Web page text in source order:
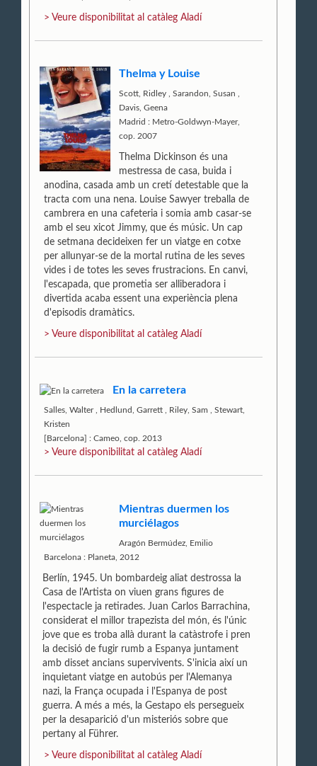
> Veure disponibilitat al catàleg Aladí
Thelma y Louise
Scott, Ridley ,Sarandon, Susan
Davis, Geena
Madrid : Metro-Goldwyn-Mayer,
cop. 2007
Thelma Dickinson és una
mestressa de casa, buida i
anodina, casada amb un cretí detestable que la
tracta com una nena. Louise Sawyer treballa de
cambrera en una cafeteria i somia amb casar-se
amb el seu xicot Jimmy, que és músic. Un cap
de setmana decideixen fer un viatge en cotxe
per allunyar-se de la mortal rutina de les seves
vides i de totes les seves frustracions. En canvi,
l'escapada, que prometia ser alliberadora i
divertida acaba essent una experiència plena
d'episodis dramàtics.
> Veure disponibilitat al catàleg Aladí
En la carretera
Salles, Walter Hedlund, Garrett Riley, Sam ,Stewart,
Kristen
[Barcelona] : Cameo, cop. 2013
> Veure disponibilitat al catàleg Aladí
Mientras duermen los
murciélagos
Aragón Bermúdez, Emilio
Barcelona : Planeta, 2012
Berlín, 1945. Un bombardeig aliat destrossa la
Casa de l'Artista on viuen grans figures de
l'espectacle ja retirades. Juan Carlos Barrachina,
considerat el millor trapezista del món, és l'únic
jove que es troba allà durant la catàstrofe i pren
la decisió de fugir rumb a Espanya juntament
amb disset ancians supervivents. S'inicia així un
inquietant viatge en autobús per l'Alemanya
nazi, la França ocupada i l'Espanya de post
guerra. A més a més, la Gestapo els persegueix
per la desaparició d'un misteriós sobre que
pertany al Führer.
> Veure disponibilitat al catàleg Aladí